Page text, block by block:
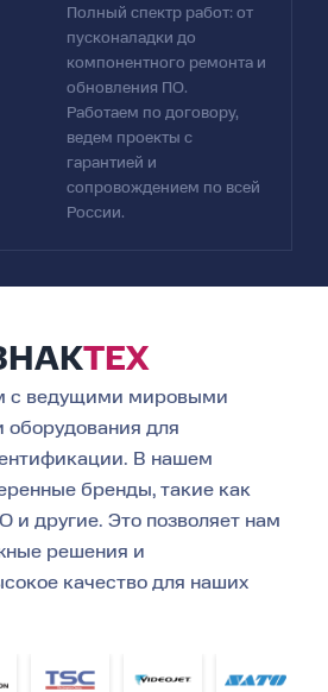
Полный спектр работ: от
пусконаладки до
компонентного ремонта и
обновления ПО.
Работаем по договору,
ведем проекты с
гарантией и
сопровождением по всей
России.
ТЕХ
с ведущими мировыми
оборудования для
В нашем
бренды, такие как
и другие. Это позволяет нам
решения и
качество для наших